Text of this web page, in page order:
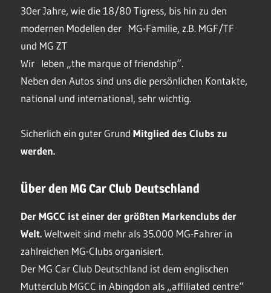
30er Jahre, wie die 18/80 Tigress, bis hin zu den
modernen Modellen der MG-Familie, z.B. MGF/TF
und MG ZT
Wir leben „the marque of friendship“.
Neben den Autos sind uns die persönlichen Kontakte,
national und international, sehr wichtig.
Sicherlich ein guter Grund Mitglied des Clubs zu
werden.
Über den MG Car Club Deutschland
Der MGCC ist einer der größten Markenclubs der
Welt.Weltweit sind mehr als 35.000 MG-Fahrer in
zahlreichen MG-Clubs organisiert.
Der MG Car Club Deutschland ist dem englischen
Mutterclub MGCC in Abingdon als „affiliated centre“